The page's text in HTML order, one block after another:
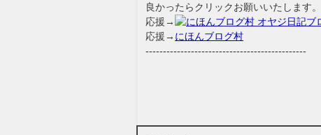
良かったらクリックお願いいたします。
応援→
応援→ にほんブログ村
----------------------------------------------